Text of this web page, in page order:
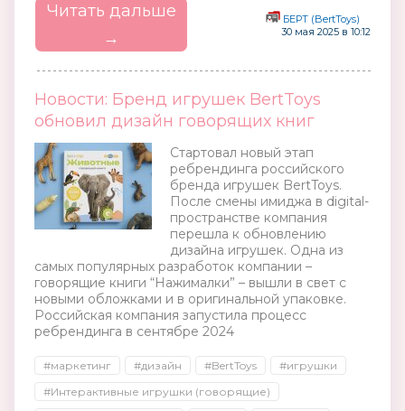
Читать дальше
→
БЕРТ (BertToys)
30 мая 2025 в 10:12
Новости: Бренд игрушек BertToys
обновил дизайн говорящих книг
Стартовал новый этап
ребрендинга российского
бренда игрушек BertToys.
После смены имиджа в digital-
пространстве компания
перешла к обновлению
дизайна игрушек. Одна из
самых популярных разработок компании –
говорящие книги “Нажималки” – вышли в свет с
новыми обложками и в оригинальной упаковке.
Российская компания запустила процесс
ребрендинга в сентябре 2024
#маркетинг #дизайн #BertToys
#игрушки
#Интерактивные игрушки (говорящие)